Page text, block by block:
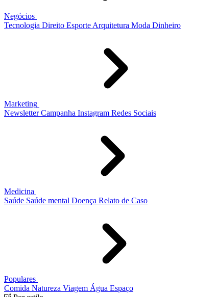
Negócios
Tecnologia Direito Esporte Arquitetura Moda Dinheiro
Marketing
Newsletter Campanha Instagram Redes Sociais
Medicina
Saúde Saúde mental Doença Relato de Caso
Populares
Comida Natureza Viagem Água Espaço